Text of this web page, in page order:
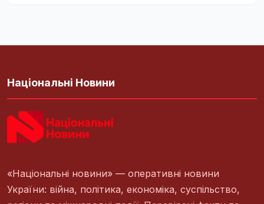
Національні Новини
«Національні новини» — оперативні новини
України: війна, політика, економіка, суспільство,